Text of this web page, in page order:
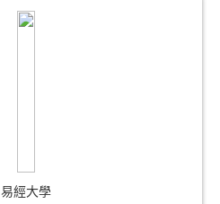
易經大學